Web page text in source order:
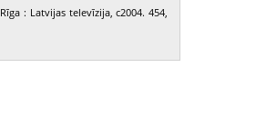
: Latvijas televīzija, c2004. 454,